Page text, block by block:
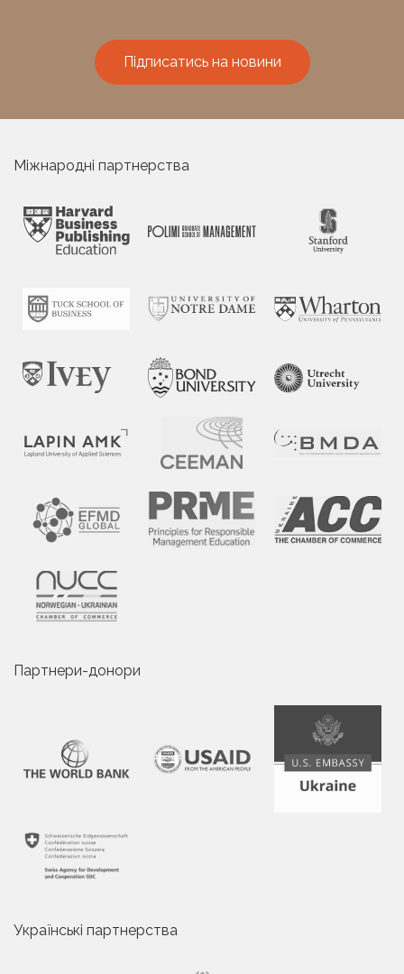
Підписатись на новини
Міжнародні партнерства
Партнери-донори
Українські партнерства